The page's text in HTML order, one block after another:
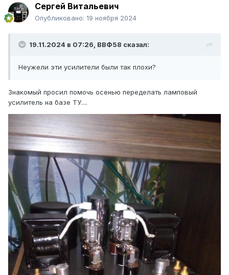
Сергей Витальевич
Опубликовано: 19 ноября 2024
19.11.2024 в 07:26, ВВФ58 сказал:
Неужели эти усилители были так плохи?
Знакомый просил помочь осенью переделать ламповый
усилитель на базе ТУ....